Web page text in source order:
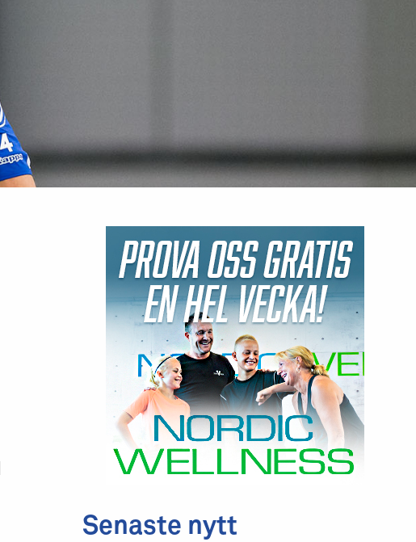
Senaste nytt